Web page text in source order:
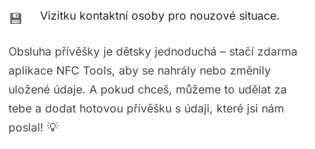
💾 Vizitku kontaktní osoby pro nouzové situace.
Obsluha přívěšky je dětsky jednoduchá – stačí zdarma
aplikace NFC Tools, aby se nahrály nebo změnily
uložené údaje. A pokud chceš, můžeme to udělat za
tebe a dodat hotovou přívěšku s údaji, které jsi nám
poslal! 💡